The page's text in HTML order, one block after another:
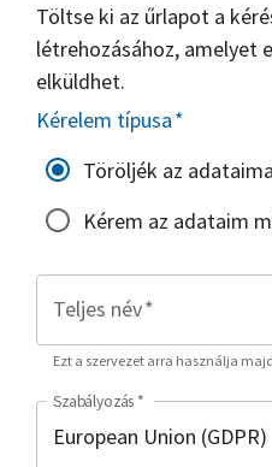
Töltse ki az űrlapot a
létrehozásához, amelyet
elküldhet.
Kérelem típusa*
Töröljék az
Kérem az adataim
Teljes név*
Ezt a szervezet arra használja
Szabályozás *